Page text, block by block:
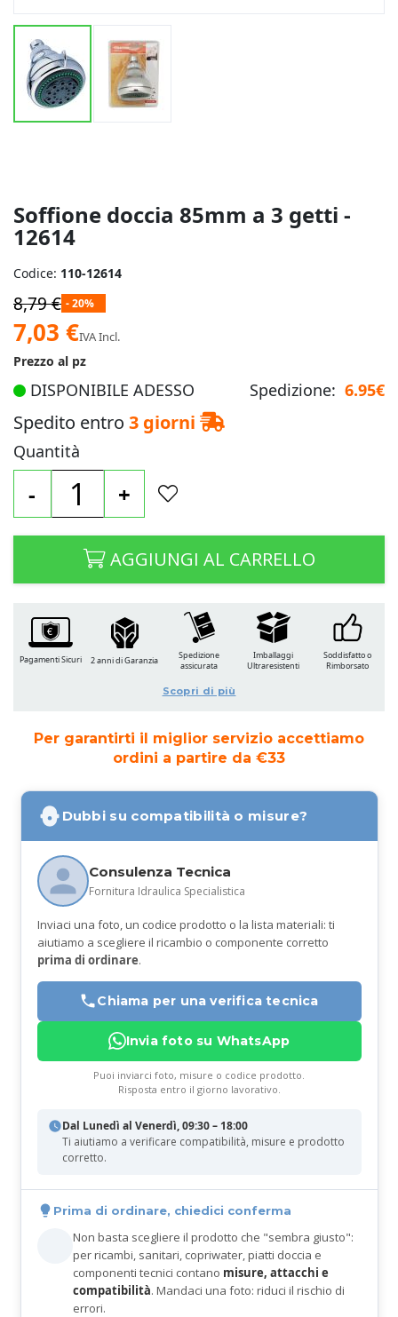
Soffione doccia 85mm a 3 getti -
12614
immagini
Codice: 110-12614
8,79 € - 20%
Prezzo
speciale
7,03 €IVA Incl.
Prezzo al pz
DISPONIBILE ADESSO Spedizione: 6.95€
Spedito entro 3 giorni
Quantità
- +
AGGIUNGI AL CARRELLO
Per garantirti il miglior servizio accettiamo
ordini a partire da €33
Dubbi su compatibilità o misure?
Consulenza Tecnica
Fornitura Idraulica Specialistica
Inviaci una foto, un codice prodotto o la lista materiali: ti
aiutiamo a scegliere il ricambio o componente corretto
prima di ordinare.
Chiama per una verifica tecnica
Invia foto su WhatsApp
Puoi inviarci foto, misure o codice prodotto.
Risposta entro il giorno lavorativo.
Dal Lunedì al Venerdì, 09:30 – 18:00
Ti aiutiamo a verificare compatibilità, misure e prodotto
corretto.
Prima di ordinare, chiedici conferma
Non basta scegliere il prodotto che "sembra giusto":
per ricambi, sanitari, copriwater, piatti doccia e
componenti tecnici contano misure, attacchi e
compatibilità. Mandaci una foto: riduci il rischio di
errori.
Pagamenti Sicuri 2 anni di Garanzia
Spedizione
assicurata
Imballaggi
Ultraresistenti
Soddisfatto o
Rimborsato
Scopri di più